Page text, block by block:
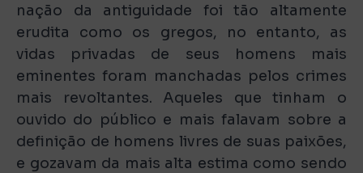
nação da antiguidade foi tão altamente
erudita como os gregos, no entanto, as
vidas privadas de seus homens mais
eminentes foram manchadas pelos crimes
mais revoltantes. Aqueles que tinham o
ouvido do público e mais falavam sobre a
definição de homens livres de suas paixões,
e gozavam da mais alta estima como sendo